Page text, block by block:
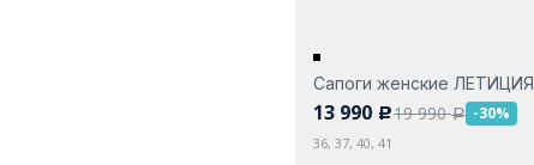
Сапоги женские ЛЕТИЦИЯ
13 990 c19 990a -30%
36, 37, 40, 41